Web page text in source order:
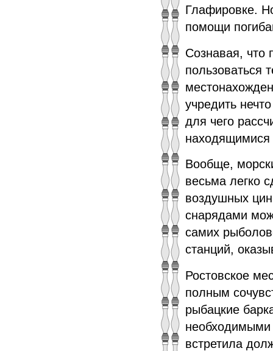
Глафировке.
помощи
Сознавая, что
пользоваться
учредить
для чего
находящимися
Вообще,
весьма легко
воздушных
снарядами
самих
станций,
Ростовское
полным
рыбацкие
встретила